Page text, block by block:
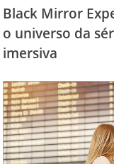
Black Mirror
o universo da
imersiva